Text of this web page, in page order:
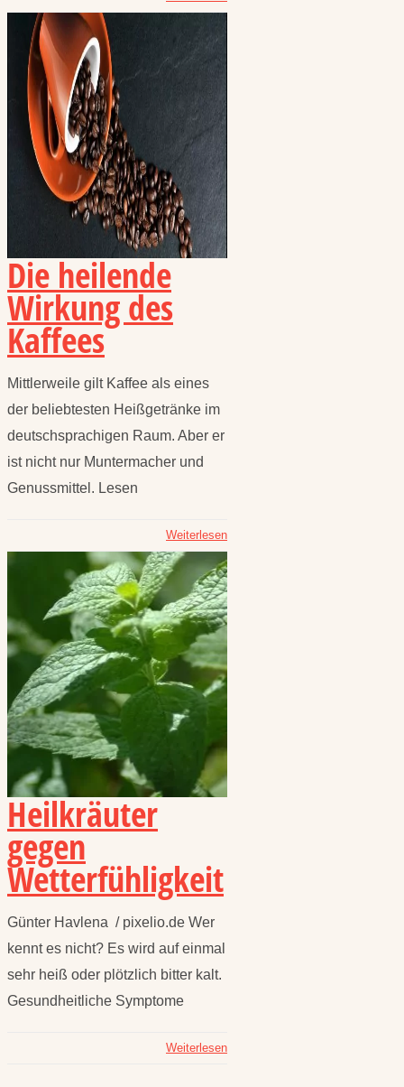
Die heilende
Wirkung des
Kaffees
Mittlerweile gilt Kaffee als eines
der beliebtesten Heißgetränke im
deutschsprachigen Raum. Aber er
ist nicht nur Muntermacher und
Genussmittel. Lesen
Weiterlesen
Heilkräuter
gegen
Wetterfühligkeit
Günter Havlena / pixelio.de Wer
kennt es nicht? Es wird auf einmal
sehr heiß oder plötzlich bitter kalt.
Gesundheitliche Symptome
Weiterlesen